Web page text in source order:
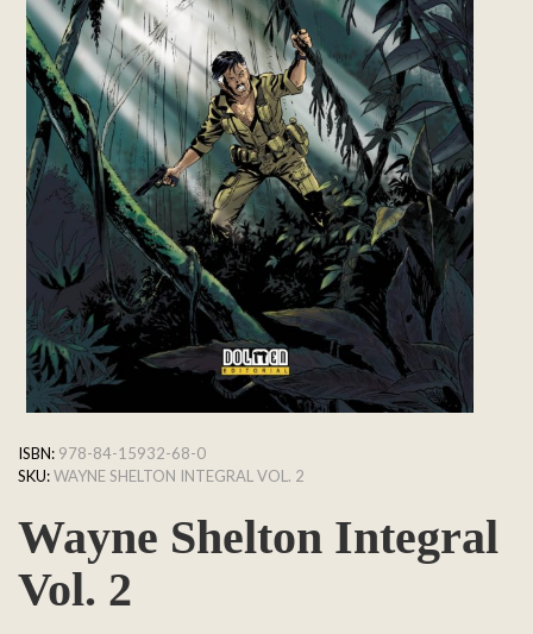
ISBN: 978-84-15932-68-0
SKU:WAYNE SHELTON INTEGRAL VOL. 2
Wayne Shelton Integral
Vol. 2